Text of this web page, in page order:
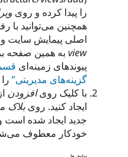
را پیدا کرده و روی
همچنین می‌توانید
اصلی پیمایش سایت و
view به همین صفحه
پیوندهای زمینه‌ای
گزینه‌های مدیریتی”
با کلیک رویافزودن
ایجاد کنید. روی بلاک
جدید ایجاد شده
خودکار معطوف